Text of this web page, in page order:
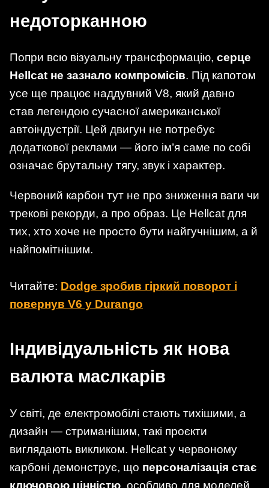
недоторканною
Попри всю візуальну трансформацію, серце
Hellcat не зазнало компромісів. Під капотом
усе ще працює наддувний V8, який давно
став легендою сучасної американської
автоіндустрії. Цей двигун не потребує
додаткової реклами — його ім’я саме по собі
означає брутальну тягу, звук і характер.
Червоний карбон тут не про зниження ваги чи
трекові рекорди, а про образ. Це Hellcat для
тих, хто хоче не просто бути найгучнішим, а й
найпомітнішим.
Читайте: Dodge зробив гіркий поворот і
повернув V6 у Durango
Індивідуальність як нова
валюта маслкарів
У світі, де електромобілі стають тихішими, а
дизайн — стриманішим, такі проєкти
виглядають викликом. Hellcat у червоному
карбоні демонструє, що персоналізація стає
ключовою цінністю , особливо для моделей